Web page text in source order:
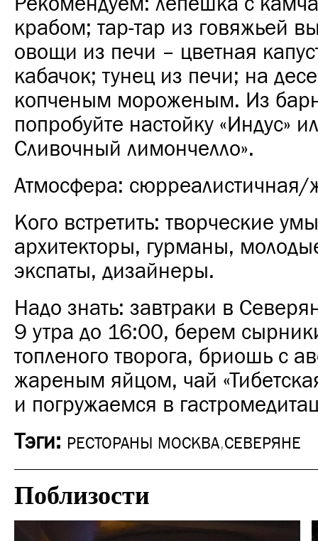
крабом; тар-тар из говяжьей
овощи из печи – цветная
кабачок; тунец из печи; на
копченым мороженым. Из
попробуйте настойку «Индус»
Сливочный лимончелло».
Атмосфера: сюрреалистичная/
Кого встретить: творческие
архитекторы, гурманы,
экспаты, дизайнеры.
Надо знать: завтраки в
9 утра до 16:00, берем
топленого творога, бриошь с
жареным яйцом, чай
и погружаемся в
Тэги: РЕСТОРАНЫ МОСКВА,СЕВЕРЯНЕ
Поблизости